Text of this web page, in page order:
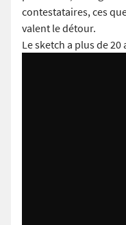
contestataires, ces
valent le détour.
Le sketch a plus de 20